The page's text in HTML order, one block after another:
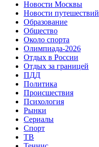
Новости Москвы
Новости путешествий
Образование
Общество
Около спорта
Олимпиада-2026
Отдых в России
Отдых за границей
ПДД
Политика
Происшествия
Психология
Рынки
Сериалы
Спорт
ТВ